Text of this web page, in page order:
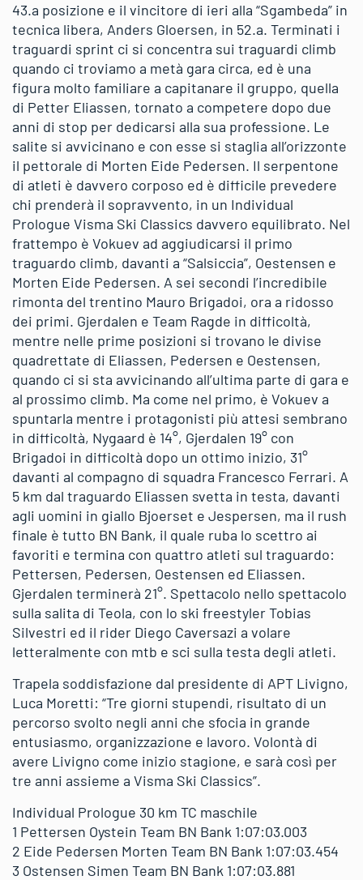
43.a posizione e il vincitore di ieri alla “Sgambeda” in
tecnica libera, Anders Gloersen, in 52.a. Terminati i
traguardi sprint ci si concentra sui traguardi climb
quando ci troviamo a metà gara circa, ed è una
figura molto familiare a capitanare il gruppo, quella
di Petter Eliassen, tornato a competere dopo due
anni di stop per dedicarsi alla sua professione. Le
salite si avvicinano e con esse si staglia all’orizzonte
il pettorale di Morten Eide Pedersen. Il serpentone
di atleti è davvero corposo ed è difficile prevedere
chi prenderà il sopravvento, in un Individual
Prologue Visma Ski Classics davvero equilibrato. Nel
frattempo è Vokuev ad aggiudicarsi il primo
traguardo climb, davanti a “Salsiccia”, Oestensen e
Morten Eide Pedersen. A sei secondi l’incredibile
rimonta del trentino Mauro Brigadoi, ora a ridosso
dei primi. Gjerdalen e Team Ragde in difficoltà,
mentre nelle prime posizioni si trovano le divise
quadrettate di Eliassen, Pedersen e Oestensen,
quando ci si sta avvicinando all’ultima parte di gara e
al prossimo climb. Ma come nel primo, è Vokuev a
spuntarla mentre i protagonisti più attesi sembrano
in difficoltà, Nygaard è 14°, Gjerdalen 19° con
Brigadoi in difficoltà dopo un ottimo inizio, 31°
davanti al compagno di squadra Francesco Ferrari. A
5 km dal traguardo Eliassen svetta in testa, davanti
agli uomini in giallo Bjoerset e Jespersen, ma il rush
finale è tutto BN Bank, il quale ruba lo scettro ai
favoriti e termina con quattro atleti sul traguardo:
Pettersen, Pedersen, Oestensen ed Eliassen.
Gjerdalen terminerà 21°. Spettacolo nello spettacolo
sulla salita di Teola, con lo ski freestyler Tobias
Silvestri ed il rider Diego Caversazi a volare
letteralmente con mtb e sci sulla testa degli atleti.
Trapela soddisfazione dal presidente di APT Livigno,
Luca Moretti: “Tre giorni stupendi, risultato di un
percorso svolto negli anni che sfocia in grande
entusiasmo, organizzazione e lavoro. Volontà di
avere Livigno come inizio stagione, e sarà così per
tre anni assieme a Visma Ski Classics”.
Individual Prologue 30 km TC maschile
1 Pettersen Oystein Team BN Bank 1:07:03.003
2 Eide Pedersen Morten Team BN Bank 1:07:03.454
3 Ostensen Simen Team BN Bank 1:07:03.881